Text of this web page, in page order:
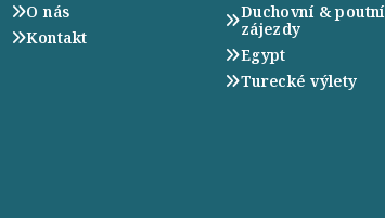
O nás
Kontakt
Duchovní & poutní
zájezdy
Egypt
Turecké výlety